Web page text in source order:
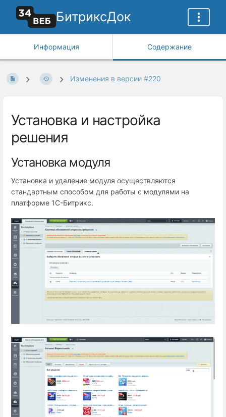
БитриксДок
Информация Содержание
Изменения в версии #220
Установка и настройка
решения
Установка модуля
Установка и удаление модуля осуществляются
стандартным способом для работы с модулями на
платформе 1С-Битрикс.